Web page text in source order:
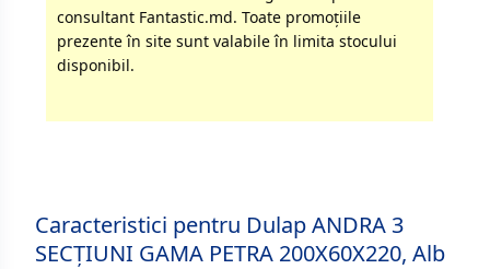
consultant Fantastic.md. Toate promoţiile
prezente în site sunt valabile în limita stocului
disponibil.
Caracteristici pentru Dulap ANDRA 3
SECȚIUNI GAMA PETRA 200X60X220, Alb